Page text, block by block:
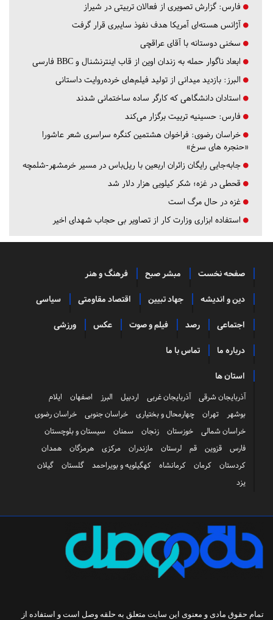
فارس: گزارش تصویری از فعالان تربیتی در شیراز
آژانس هسته‌ای آمریکا هدف نفوذ سایبری قرار گرفت
سخنی دوستانه با آقای عراقچی
ابعاد ناگوار حمله به زندان اوین از قاب اینترنشنال و BBC فارسی
البرز: بازدید میدانی از تولید فیلم‌های خرده‌روایت داستانی
استادان دانشگاهی که کارگر ساده ساختمانی شدند
فارس: حسینیه تربیت برگزار می‌کند
خراسان رضوی: فراخوان هشتمین کنگره سراسری شعر عاشورا
«حنجره های سرخ»
جابه‌جایی رایگان زائران اربعین با ریل‌باس در مسیر خرمشهر-شلمچه
قحطی در غزه؛ شکر کیلویی هزار دلار شد
غزه در حال مرگ است
استفاده ابزاری وزارت کار از تصاویر بی حجاب شهدای اخیر
صفحه نخست مبشر صبح فرهنگ و هنر
دین و اندیشه جهاد تبیین اقتصاد مقاومتی سیاسی
اجتماعی رصد فیلم و صوت عکس ورزشی
درباره ما تماس با ما
استان ها
آذربایجان شرقی آذربایجان غربی اردبیل البرز اصفهان
ایلام
بوشهر
تهران چهارمحال و بختیاری خراسان جنوبی
خراسان رضوی
خراسان شمالی
خوزستان زنجان سمنان
سیستان و بلوچستان
فارس
قزوین قم لرستان مازندران مرکزی هرمزگان
همدان
کردستان
کرمان کرمانشاه کهگیلویه و بویراحمد گلستان
گیلان
یزد
تمام حقوق مادی و معنوی این سایت متعلق به حلقه وصل است و استفاده از